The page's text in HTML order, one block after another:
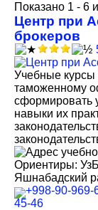
Показано 1 - 6
Центр при
брокеров
Учебные курсы
таможенному
сформировать
навыки их
Ориентиры:
Яшнабадский
+998-90-969-
45-46